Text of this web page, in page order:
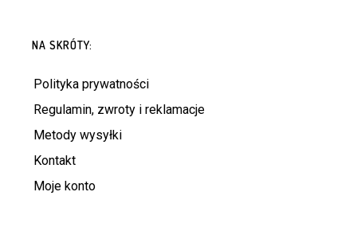
NA SKRÓTY:
Polityka prywatności
Regulamin, zwroty i reklamacje
Metody wysyłki
Kontakt
Moje konto